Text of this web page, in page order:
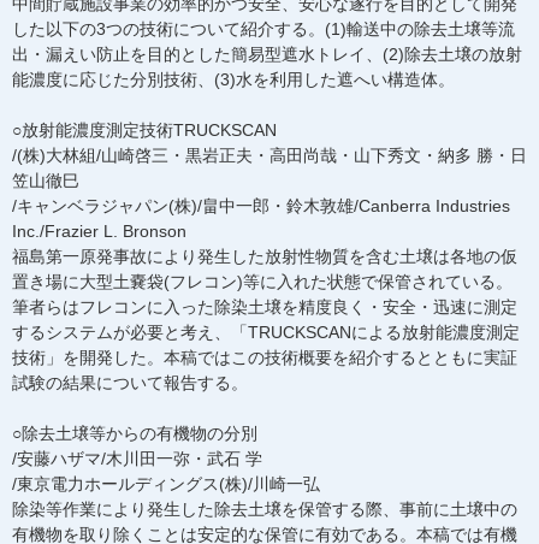
した以下の3つの技術について紹介する。(1)輸送中の除去土壌等流
出・漏えい防止を目的とした簡易型遮水トレイ、(2)除去土壌の放射
能濃度に応じた分別技術、(3)水を利用した遮へい構造体。
○放射能濃度測定技術TRUCKSCAN
/(株)大林組/山崎啓三・黒岩正夫・高田尚哉・山下秀文・納多 勝・日
笠山徹巳
/キャンベラジャパン(株)/畠中一郎・鈴木敦雄/Canberra Industries
Inc./Frazier L. Bronson
福島第一原発事故により発生した放射性物質を含む土壌は各地の仮
置き場に大型土嚢袋(フレコン)等に入れた状態で保管されている。
筆者らはフレコンに入った除染土壌を精度良く・安全・迅速に測定
するシステムが必要と考え、「TRUCKSCANによる放射能濃度測定
技術」を開発した。本稿ではこの技術概要を紹介するとともに実証
試験の結果について報告する。
○除去土壌等からの有機物の分別
/安藤ハザマ/木川田一弥・武石 学
/東京電力ホールディングス(株)/川崎一弘
除染等作業により発生した除去土壌を保管する際、事前に土壌中の
有機物を取り除くことは安定的な保管に有効である。本稿では有機